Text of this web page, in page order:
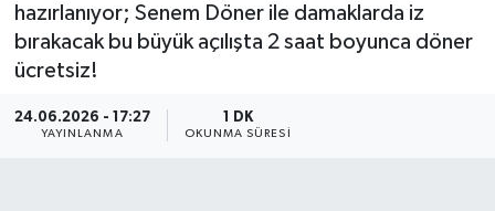
hazırlanıyor; Senem Döner ile damaklarda iz
bırakacak bu büyük açılışta 2 saat boyunca döner
ücretsiz!
24.06.2026 - 17:27
YAYINLANMA
1 DK
OKUNMA SÜRESI
Ekonomi
Gazipaşa
Haber Arşivi